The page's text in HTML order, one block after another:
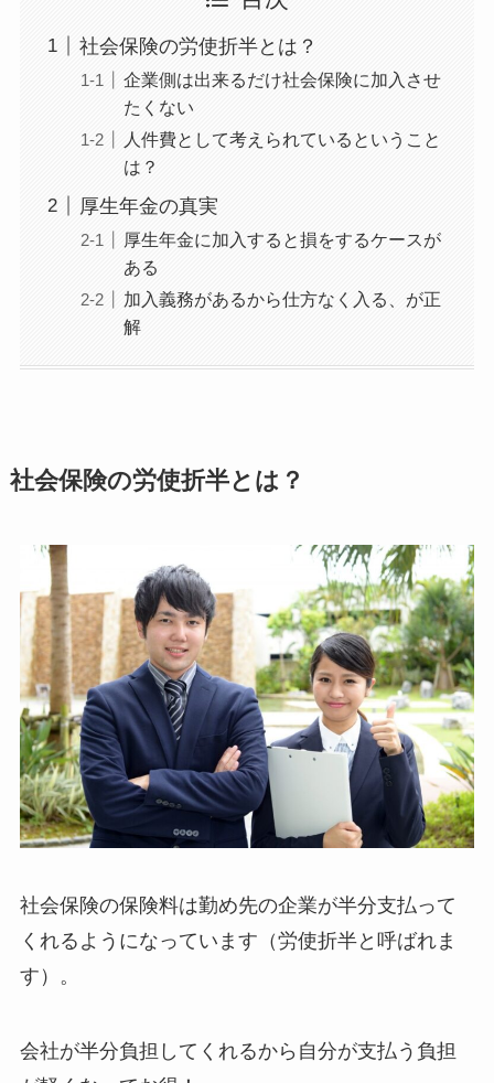
社会保険の労使折半とは？
企業側は出来るだけ社会保険に加入させ
たくない
人件費として考えられているということ
は？
厚生年金の真実
厚生年金に加入すると損をするケースが
ある
加入義務があるから仕方なく入る、が正
解
社会保険の労使折半とは？
社会保険の保険料は勤め先の企業が半分支払って
くれるようになっています（労使折半と呼ばれま
す）。
会社が半分負担してくれるから自分が支払う負担